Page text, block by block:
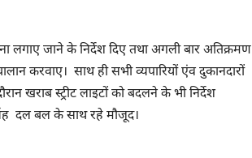
लगाए जाने के निर्देश दिए तथा अगली बार अतिक्रमण
करवाए। साथ ही सभी व्यपारियों एंव दुकानदारों
स्ट्रीट लाइटों को बदलने के भी निर्देश
दल बल के साथ रहे मौजूद।